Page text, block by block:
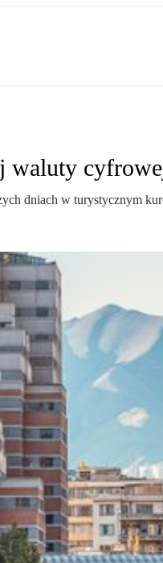
waluty
dniach w turystycznym